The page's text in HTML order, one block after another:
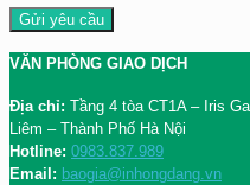
VĂN PHÒNG GIAO DỊCH
Địa chỉ: Tầng 4 tòa CT1A – Iris
Liêm – Thành Phố Hà Nội
Hotline: 0983.837.989
Email: baogia@inhongdang.vn